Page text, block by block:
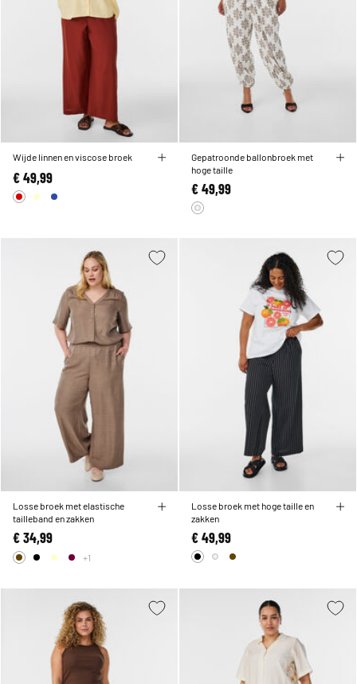
Wijde linnen en viscose broek
€ 49,99
Gepatroonde ballonbroek met
hoge taille
€ 49,99
Losse broek met elastische
tailleband en zakken
€ 34,99
+1
Losse broek met hoge taille en
zakken
€ 49,99